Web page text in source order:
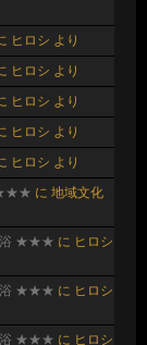
ヒロシ より
ヒロシ より
ヒロシ より
ヒロシ より
ヒロシ より
に 地域文化
浴 ★★★ に ヒロシ
浴 ★★★ に ヒロシ
浴 ★★★ に ヒロシ